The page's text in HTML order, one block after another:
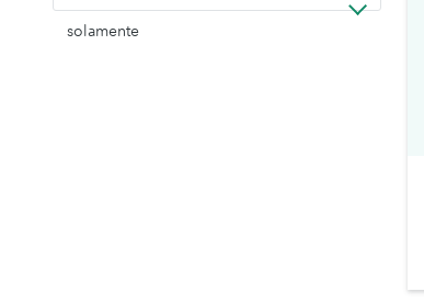
solamente